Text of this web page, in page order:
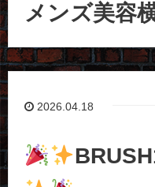
メンズ美容
2026.04.18